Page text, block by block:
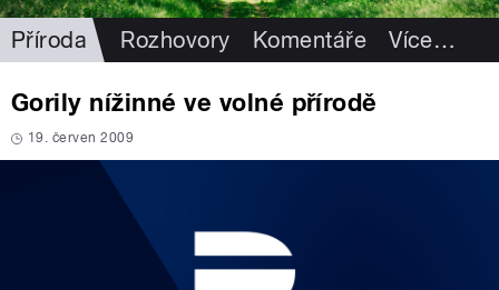
Příroda Rozhovory Komentáře Více…
Gorily nížinné ve volné přírodě
19. červen 2009